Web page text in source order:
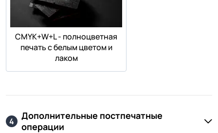
СMYK+W+L - полноцветная
печать с белым цветом и
лаком
4
Дополнительные постпечатные
операции